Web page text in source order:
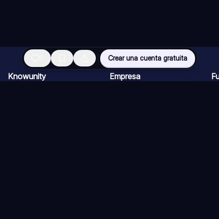
Crear una cuenta gratuita
Knowunity Empresa